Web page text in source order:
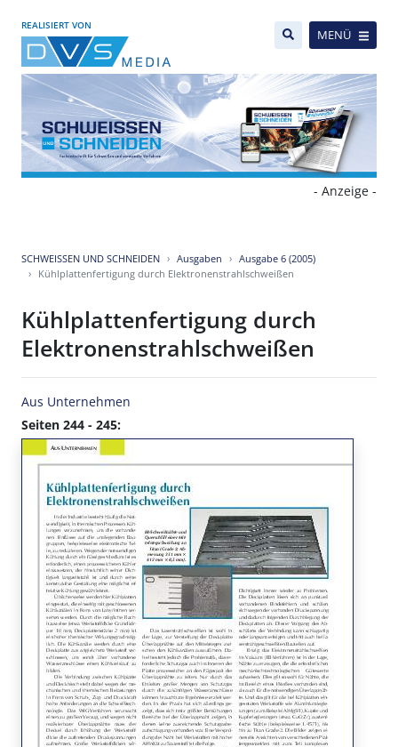
REALISIERT VON
MENÜ
- Anzeige -
SCHWEISSEN UND SCHNEIDEN Ausgaben
Ausgabe 6 (2005)
Kühlplattenfertigung durch Elektronenstrahlschweißen
Kühlplattenfertigung durch
Elektronenstrahlschweißen
Aus Unternehmen
Seiten 244 - 245: